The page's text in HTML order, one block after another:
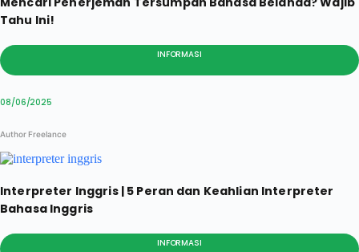
Tahu Ini!
INFORMASI
08/06/2025
Author Freelance
Interpreter Inggris | 5 Peran dan Keahlian Interpreter
Bahasa Inggris
INFORMASI